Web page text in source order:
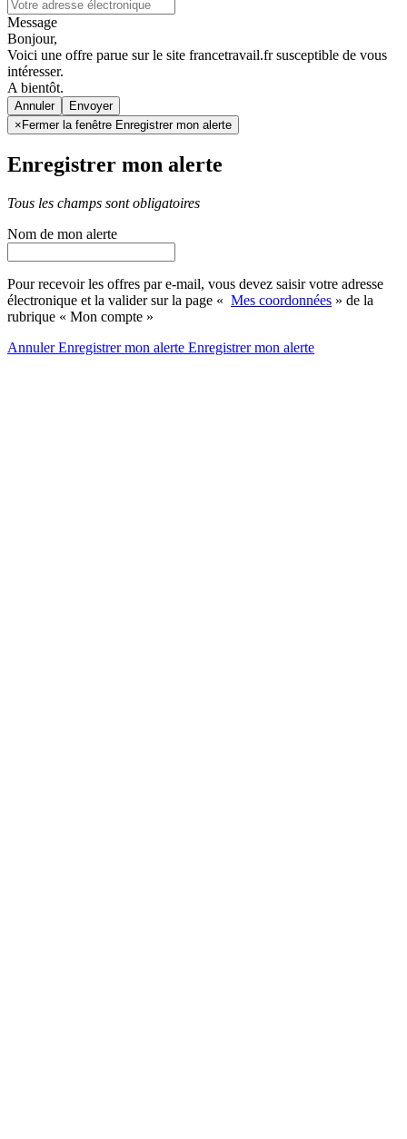
Message
Bonjour,
Voici une offre parue sur le site francetravail.fr susceptible de vous
intéresser.
A bientôt.
Annuler
× Fermer la fenêtre Enregistrer mon alerte
Enregistrer mon alerte
Tous les champs sont obligatoires
Nom de mon alerte
Pour recevoir les offres par e-mail, vous devez saisir votre adresse
électronique et la valider sur la page « Mes coordonnées » de la
rubrique « Mon compte »
AnnulerEnregistrer mon alerte Enregistrermon alerte